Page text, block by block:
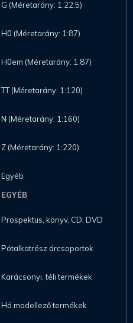
G (Méretarány: 1:22.5)
H0 (Méretarány: 1:87)
H0em (Méretarány: 1:87)
TT (Méretarány: 1:120)
N (Méretarány: 1:160)
Z (Méretarány: 1:220)
Egyéb
EGYÉB
Prospektus, könyv, CD, DVD
Pótalkatrész árcsoportok
Karácsonyi, téli termékek
Hó modellező termékek